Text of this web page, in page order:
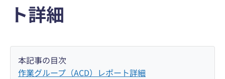
ト詳細
本記事の目次
作業グループ（ACD）レポート詳細